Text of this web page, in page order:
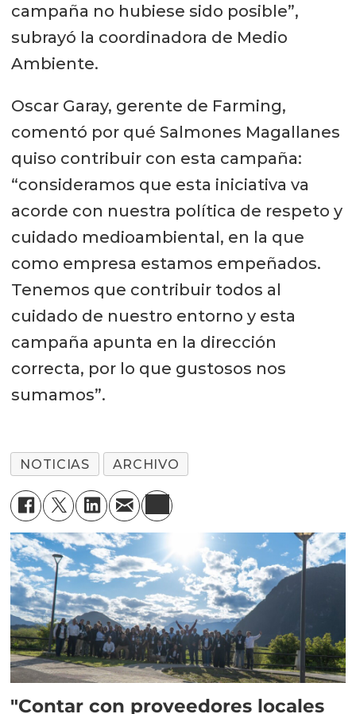
campaña no hubiese sido posible”,
subrayó la coordinadora de Medio
Ambiente.
Oscar Garay, gerente de Farming,
comentó por qué Salmones Magallanes
quiso contribuir con esta campaña:
“consideramos que esta iniciativa va
acorde con nuestra política de respeto y
cuidado medioambiental, en la que
como empresa estamos empeñados.
Tenemos que contribuir todos al
cuidado de nuestro entorno y esta
campaña apunta en la dirección
correcta, por lo que gustosos nos
sumamos”.
NOTICIAS ARCHIVO
"Contar con proveedores locales